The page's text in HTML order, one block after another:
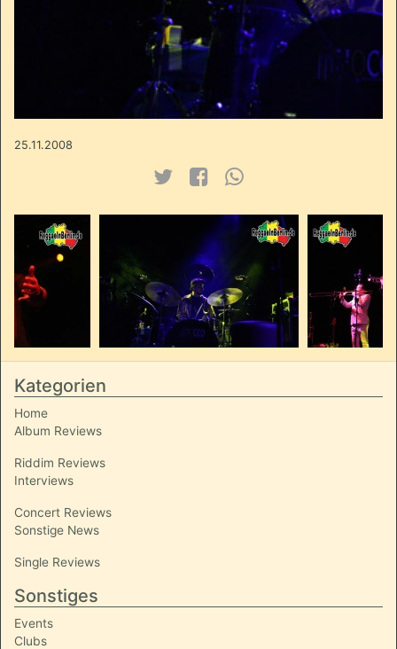
25.11.2008
Kategorien
Home
Album Reviews
Riddim Reviews
Interviews
Concert Reviews
Sonstige News
Single Reviews
Sonstiges
Events
Clubs